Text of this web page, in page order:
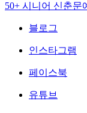
50+ 시니어 신춘문
블로그
인스타그램
페이스북
유튜브